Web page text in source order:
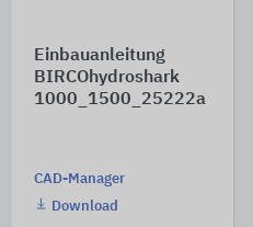
Einbauanleitung
BIRCOhydroshark
1000_1500_25222a
CAD-Manager
Download